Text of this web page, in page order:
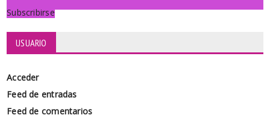
Subscribirse
USUARIO
Acceder
Feed de entradas
Feed de comentarios